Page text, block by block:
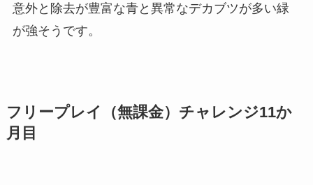
意外と除去が豊富な青と異常なデカブツが多い緑
が強そうです。
フリープレイ（無課金）チャレンジ11か
月目